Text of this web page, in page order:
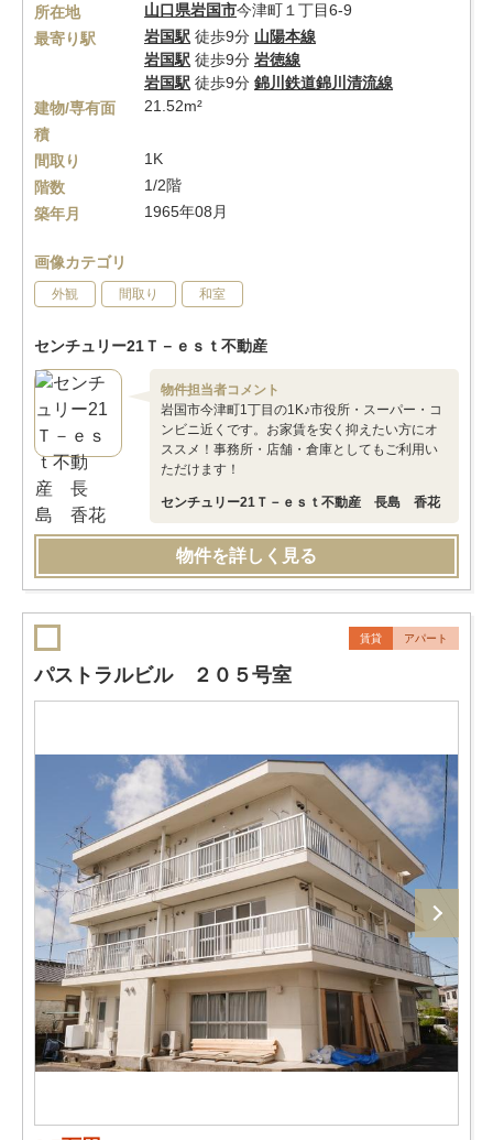
所在地
山口県岩国市今津町１丁目6-9
最寄り駅
岩国駅 徒歩9分 山陽本線
岩国駅 徒歩9分 岩徳線
岩国駅 徒歩9分 錦川鉄道錦川清流線
建物/専有面
積
21.52m²
間取り
1K
階数
1/2階
築年月
1965年08月
画像カテゴリ
外観 間取り 和室
センチュリー21Ｔ－ｅｓｔ不動産
物件担当者コメント
岩国市今津町1丁目の1K♪市役所・スーパー・コ
ンビニ近くです。お家賃を安く抑えたい方にオ
ススメ！事務所・店舗・倉庫としてもご利用い
ただけます！
センチュリー21Ｔ－ｅｓｔ不動産 長島 香花
物件を詳しく見る
賃貸 アパート
パストラルビル ２０５号室